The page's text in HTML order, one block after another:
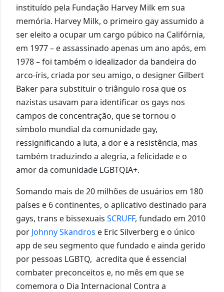
instituído pela Fundação Harvey Milk em sua
memória. Harvey Milk, o primeiro gay assumido a
ser eleito a ocupar um cargo púbico na Califórnia,
em 1977 – e assassinado apenas um ano após, em
1978 – foi também o idealizador da bandeira do
arco-íris, criada por seu amigo, o designer Gilbert
Baker para substituir o triângulo rosa que os
nazistas usavam para identificar os gays nos
campos de concentração, que se tornou o
símbolo mundial da comunidade gay,
ressignificando a luta, a dor e a resistência, mas
também traduzindo a alegria, a felicidade e o
amor da comunidade LGBTQIA+.
Somando mais de 20 milhões de usuários em 180
países e 6 continentes, o aplicativo destinado para
gays, trans e bissexuais SCRUFF, fundado em 2010
por Johnny Skandros e Eric Silverberg e o único
app de seu segmento que fundado e ainda gerido
por pessoas LGBTQ, acredita que é essencial
combater preconceitos e, no mês em que se
comemora o Dia Internacional Contra a